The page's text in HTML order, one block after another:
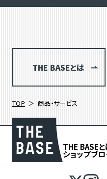
THE BASEとは
TOP 商品・サービス
THE BASE
ショップブ